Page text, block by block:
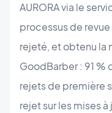
AURORA via le
processus de
rejeté, et obtenu la
GoodBarber : 91 %
rejets de première
rejet sur les mises